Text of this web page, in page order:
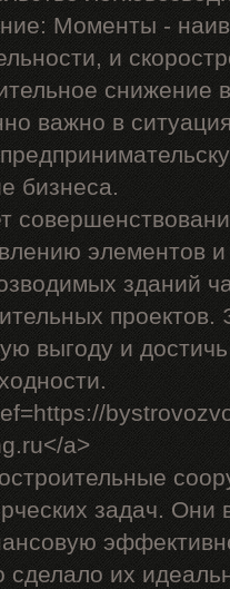
Моменты -
и
снижение
важно в
бизнеса.
элементов
зданий
проектов.
выгоду и
a>
задач. Они
сделало их